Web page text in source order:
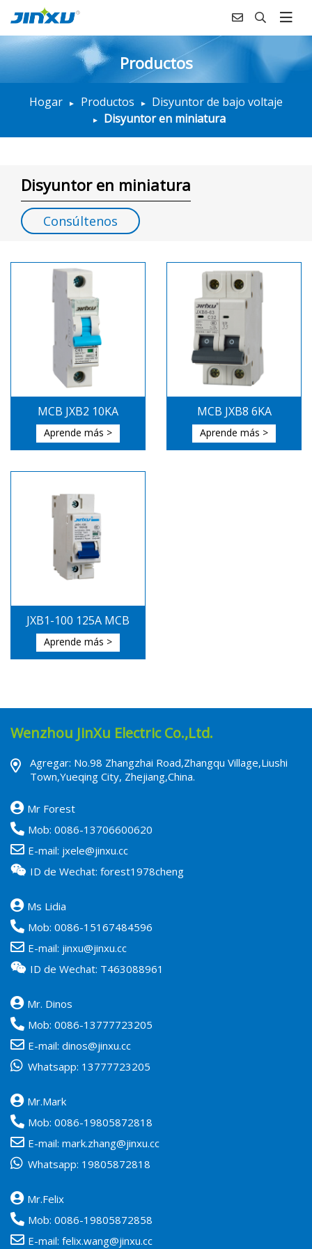
Productos
Hogar Productos
Disyuntor de bajo voltaje
Disyuntor en miniatura
Disyuntor en miniatura
Consúltenos
MCB JXB2 10KA
Aprende más >
MCB JXB8 6KA
Aprende más >
JXB1-100 125A MCB
Aprende más >
Wenzhou JinXu Electric Co.,Ltd.
Agregar: No.98 Zhangzhai Road,Zhangqu Village,Liushi
Town,Yueqing City, Zhejiang,China.
Mr Forest
Mob: 0086-13706600620
E-mail: jxele@jinxu.cc
ID de Wechat: forest1978cheng
Ms Lidia
Mob: 0086-15167484596
E-mail: jinxu@jinxu.cc
ID de Wechat: T463088961
Mr. Dinos
Mob: 0086-13777723205
E-mail: dinos@jinxu.cc
Whatsapp: 13777723205
Mr.Mark
Mob: 0086-19805872818
E-mail: mark.zhang@jinxu.cc
Whatsapp: 19805872818
Mr.Felix
Mob: 0086-19805872858
E-mail: felix.wang@jinxu.cc